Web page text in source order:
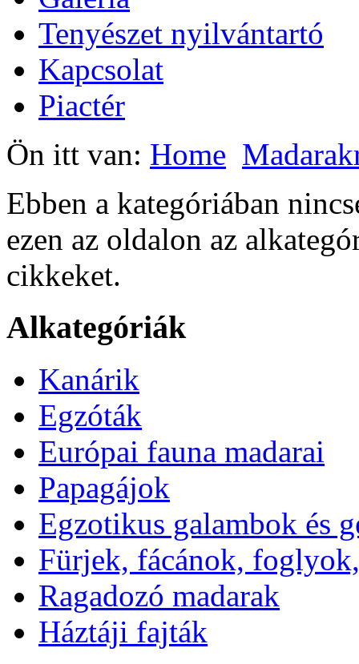
Tenyészet nyilvántartó
Kapcsolat
Piactér
Ön itt van: Home
Ebben a kategóriában
ezen az oldalon az
cikkeket.
Alkategóriák
Kanárik
Egzóták
Európai fauna madarai
Papagájok
Egzotikus galambok és
Fürjek, fácánok, foglyok,
Ragadozó madarak
Háztáji fajták